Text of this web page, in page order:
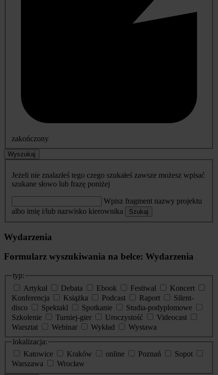
zakończony
Wyszukaj
Jeżeli nie znalazłeś tego czego szukałeś zawsze możesz wpisać
szukane słowo lub frazę poniżej
Wpisz fragment nazwy projektu
albo imię i/lub nazwisko kierownika
Szukaj
Wydarzenia
Formularz wyszukiwania na belce: Wydarzenia
typ:
Artykuł
Debata Ebook Festiwal
Koncert
Konferencja
Książka Podcast Raport
Silent-
disco
Spektakl Spotkanie
Studia-podyplomowe
Szkolenie
Turniej-gier Uroczystość
Videocast
Warsztat
Webinar Wykład
Wystawa
lokalizacja:
Katowice
Kraków online Poznań
Sopot
Warszawa
Wrocław